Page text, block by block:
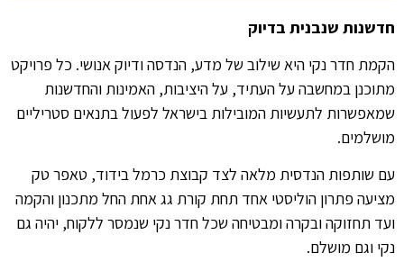
חדשנות שנבנית בדיוק
הקמת חדר נקי היא שילוב של מדע, הנדסה ודיוק אנושי. כל פרויקט
מתוכנן במחשבה על העתיד, על היציבות, האמינות והחדשנות
שמאפשרות לתעשיות המובילות בישראל לפעול בתנאים סטריליים
מושלמים.
עם שותפות הנדסית מלאה לצד קבוצת כרמל בידוד, טאפר טק
מציעה פתרון הוליסטי אחד תחת קורת גג אחת החל מתכנון והקמה
ועד תחזוקה ובקרה ומבטיחה שכל חדר נקי שנמסר ללקוח, יהיה גם
נקי וגם מושלם.